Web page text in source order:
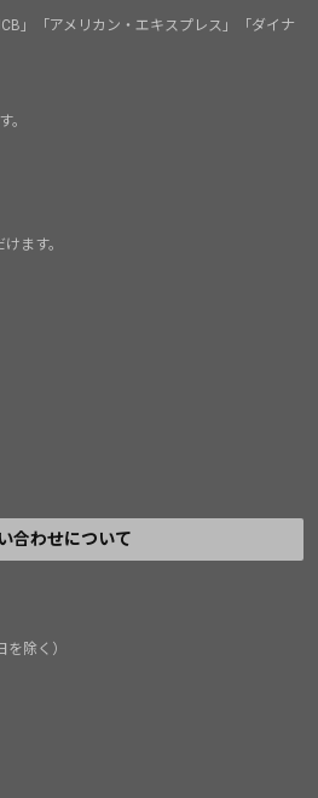
」「アメリカン・エキスプレス」「ダイナ
。
ます。
合わせについて
を除く）